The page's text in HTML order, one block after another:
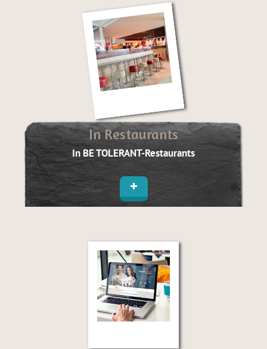
In Restaurants
In BE TOLERANT-Restaurants